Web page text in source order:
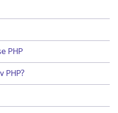
PHP
PHP?